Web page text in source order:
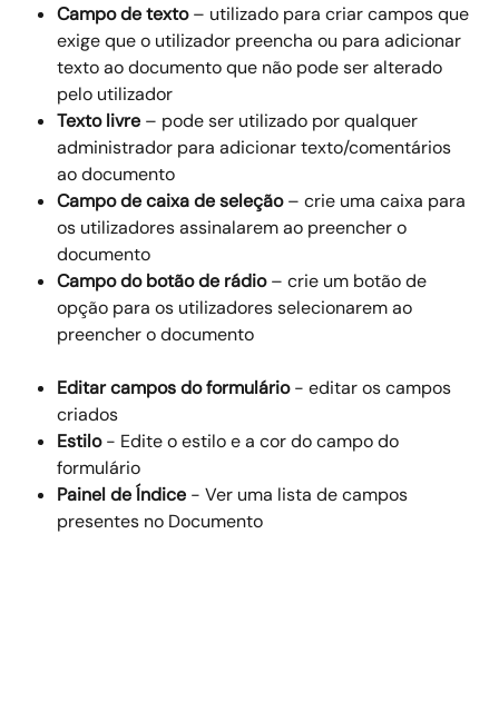
Campo de texto – utilizado para criar campos que
exige que o utilizador preencha ou para adicionar
texto ao documento que não pode ser alterado
pelo utilizador
Texto livre – pode ser utilizado por qualquer
administrador para adicionar texto/comentários
ao documento
Campo de caixa de seleção – crie uma caixa para
os utilizadores assinalarem ao preencher o
documento
Campo do botão de rádio – crie um botão de
opção para os utilizadores selecionarem ao
preencher o documento
Editar campos do formulário - editar os campos
criados
Estilo - Edite o estilo e a cor do campo do
formulário
Painel de Índice - Ver uma lista de campos
presentes no Documento